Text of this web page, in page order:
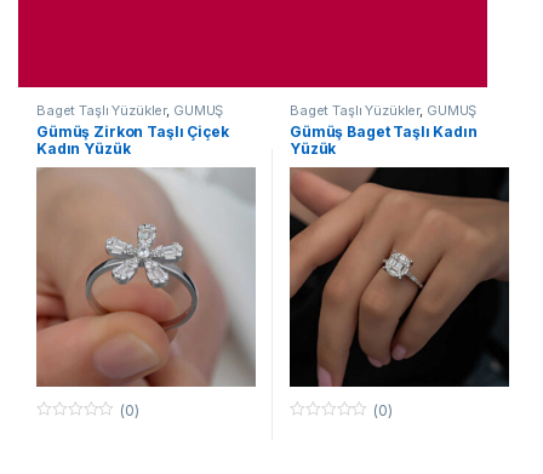
Baget Taşlı Yüzükler, GÜMÜŞ
TAKI Kadın Yüzükleri , Taşlı
Yüzükler ,Yüzük
Gümüş Zirkon Taşlı Çiçek
Kadın Yüzük
(0)
Baget Taşlı Yüzükler, GÜMÜŞ
TAKI Kadın Yüzükleri Taşlı
Yüzükler ,Yüzük
Gümüş Baget Taşlı Kadın
Yüzük
(0)